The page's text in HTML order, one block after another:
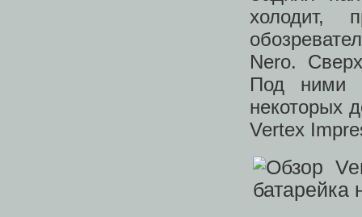
холодит,
Nero.
Под ними
некоторых
Vertex